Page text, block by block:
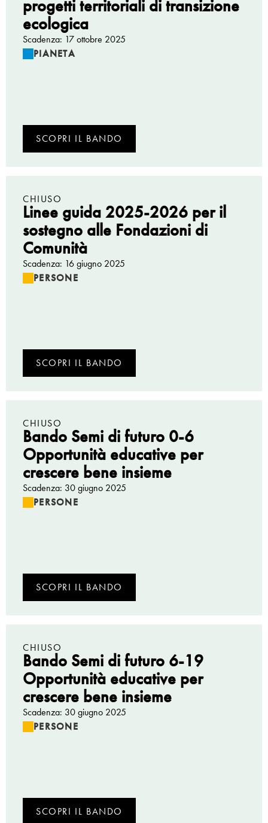
progetti territoriali di transizione
ecologica
Scadenza: 17 ottobre 2025
PIANETA
SCOPRI IL BANDO
CHIUSO
Linee guida 2025-2026 per il
sostegno alle Fondazioni di
Comunità
Scadenza: 16 giugno 2025
PERSONE
SCOPRI IL BANDO
CHIUSO
Bando Semi di futuro 0-6
Opportunità educative per
crescere bene insieme
Scadenza: 30 giugno 2025
PERSONE
SCOPRI IL BANDO
CHIUSO
Bando Semi di futuro 6-19
Opportunità educative per
crescere bene insieme
Scadenza: 30 giugno 2025
PERSONE
SCOPRI IL BANDO